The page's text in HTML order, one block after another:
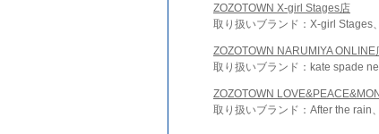
ZOZOTOWN X-girl Stages店
取り扱いブランド：X-girl Stages
ZOZOTOWN NARUMIYA ONLINE
取り扱いブランド：kate spade
ZOZOTOWN
取り扱いブランド：After the rain